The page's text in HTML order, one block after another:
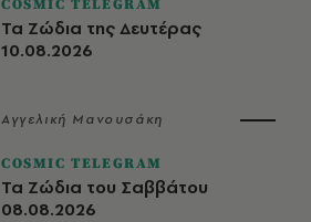
COSMIC TELEGRAM
Τα Ζώδια της Δευτέρας
10.08.2026
Αγγελική Μανουσάκη
COSMIC TELEGRAM
Τα Ζώδια του Σαββάτου
08.08.2026